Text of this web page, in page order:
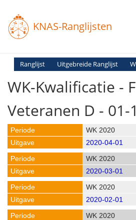
KNAS-Ranglijsten
Ranglijst Uitgebreide Ranglijst
WK-Kwalificatie -
Veteranen D - 01-
WK 2020
2020-04-01
WK 2020
2020-03-01
WK 2020
2020-02-01
WK 2020